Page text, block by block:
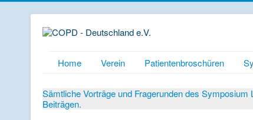
Home Verein Patientenbroschüren
Sämtliche Vorträge und Fragerunden des
Beiträgen.